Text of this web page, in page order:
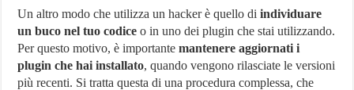
Un altro modo che utilizza un hacker è quello diindividuare
un buco nel tuo codice o in uno dei plugin che stai utilizzando.
Per questo motivo, è importantemantenere aggiornati i
plugin che hai installato, quando vengono rilasciate le versioni
più recenti. Si tratta questa di una procedura complessa, che